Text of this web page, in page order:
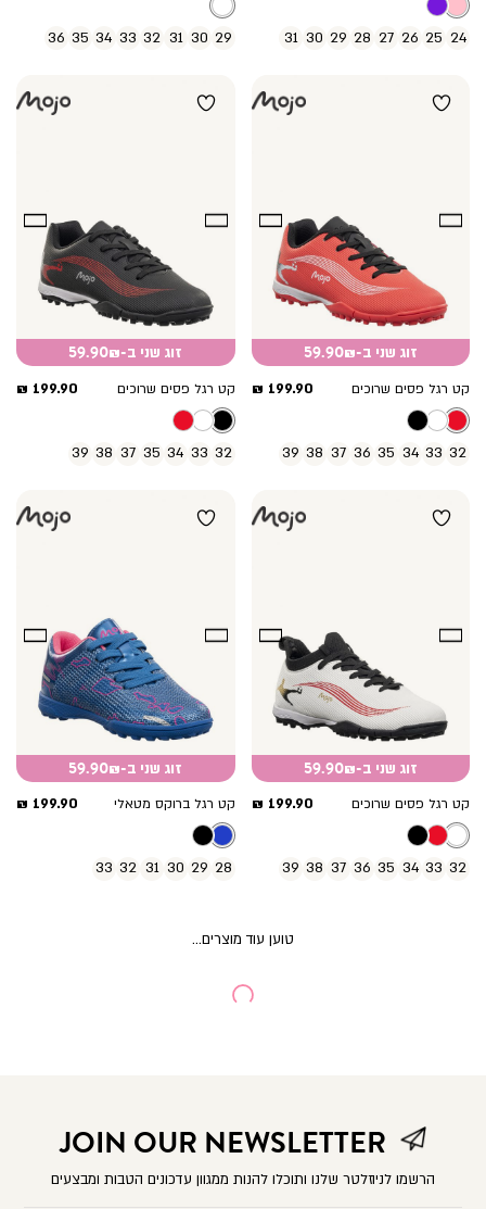
24
25
26
27
28
29
30
31
29
30
31
32
33
34
35
36
זוג שני ב-59.90₪
קט רגל פסים שרוכים
מחיר
199.90 ₪
32
33
34
35
36
37
38
39
זוג שני ב-59.90₪
קט רגל פסים שרוכים
מחיר
199.90 ₪
32
33
34
35
37
38
39
זוג שני ב-59.90₪
קט רגל פסים שרוכים
מחיר
199.90 ₪
32
33
34
35
36
37
38
39
זוג שני ב-59.90₪
קט רגל ברוקס מטאלי
מחיר
199.90 ₪
28
29
30
31
32
33
JOIN OUR NEWSLETTER
הרשמו לניוזלטר שלנו ותוכלו להנות ממגוון עדכונים הטבות ומבצעים